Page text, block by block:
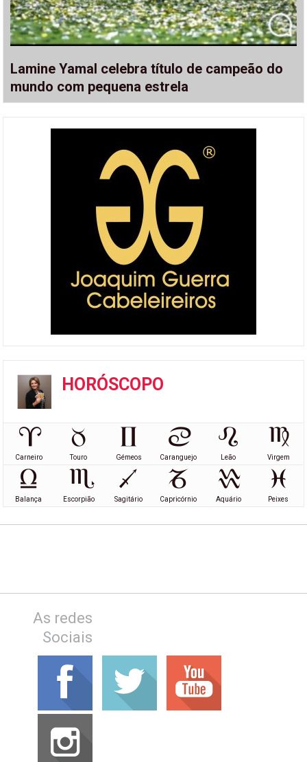
Lamine Yamal celebra título de campeão do
mundo com pequena estrela
HORÓSCOPO
Carneiro Touro Gémeos Caranguejo Leão Virgem
Balança Escorpião Sagitário Capricórnio Aquário Peixes
As redes
Sociais